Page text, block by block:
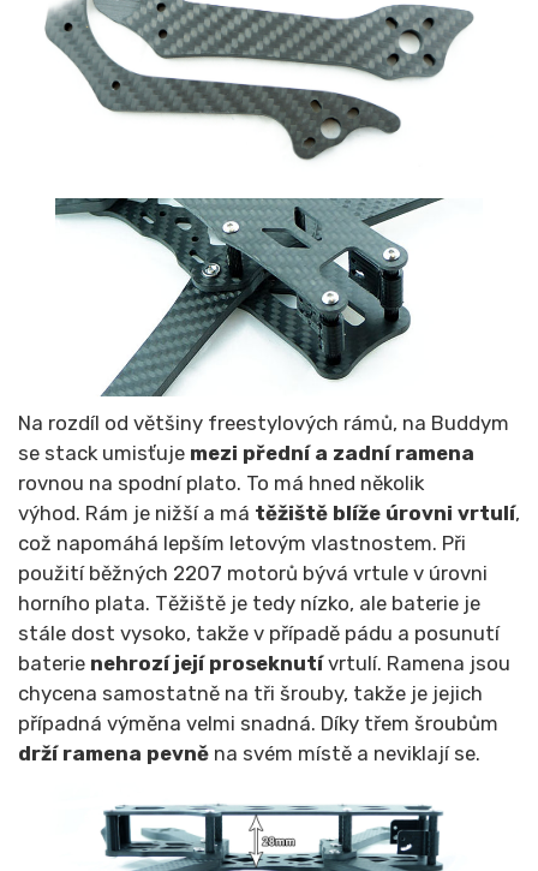
Na rozdíl od většiny freestylových rámů, na Buddym
se stack umisťuje mezi přední a zadní ramena
rovnou na spodní plato. To má hned několik
výhod. Rám je nižší a má těžiště blíže úrovni vrtulí,
což napomáhá lepším letovým vlastnostem. Při
použití běžných 2207 motorů bývá vrtule v úrovni
horního plata. Těžiště je tedy nízko, ale baterie je
stále dost vysoko, takže v případě pádu a posunutí
baterie nehrozí její proseknutívrtulí. Ramena jsou
chycena samostatně na tři šrouby, takže je jejich
případná výměna velmi snadná. Díky třem šroubům
drží ramena pevně na svém místě a neviklají se.